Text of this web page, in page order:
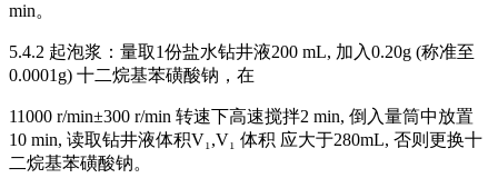
min。
5.4.2 起泡浆：量取1份盐水钻井液200 mL, 加入0.20g (称准至
0.0001g) 十二烷基苯磺酸钠，在
11000 r/min±300 r/min 转速下高速搅拌2 min, 倒入量筒中放置
10 min, 读取钻井液体积V₁,V₁ 体积 应大于280mL, 否则更换十
二烷基苯磺酸钠。